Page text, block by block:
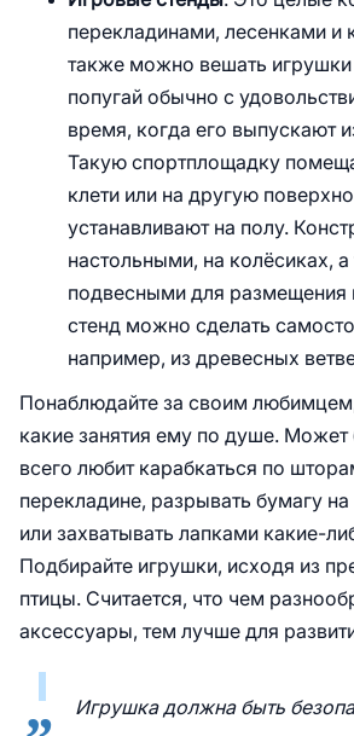
перекладинами, лесенками и
также можно вешать игрушки
попугай обычно с
время, когда его выпускают
Такую спортплощадку
клети или на другую
устанавливают на полу.
настольными, на колёсиках,
подвесными для размещения
стенд можно сделать
например, из древесных
Понаблюдайте за своим
какие занятия ему по душе.
всего любит карабкаться по
перекладине, разрывать бумагу
или захватывать лапками какие-
Подбирайте игрушки, исходя из
птицы. Считается, что чем
аксессуары, тем лучше для
Игрушка должна быть